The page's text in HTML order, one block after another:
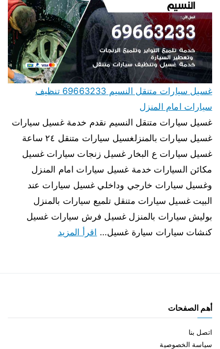
غسيل سيارات متنقل النسيم 69663233 تنظيف
سيارات امام المنزل
غسيل سيارات متنقل النسيم نقدم خدمة غسيل سيارات
غسيل سيارات بالمنزلغسيل سيارات متنقل ٢٤ ساعة
غسيل سيارات ع البخار غسيل زنجات سيارات غسيل
مكائن السيارات خدمة غسيل سيارات امام المنزل
وغسيل سيارات خارجي وداخلي غسيل سيارات عند
البيت غسيل سيارات متنقل تلميع سيارات بالمنزل
بوليش سيارات بالمنزل غسيل فرش سيارات غسيل
كنشات سيارات سيارة غسيل… اقرأ المزيد
أهم الصفحات
اتصل بنا
سياسة الخصوصية